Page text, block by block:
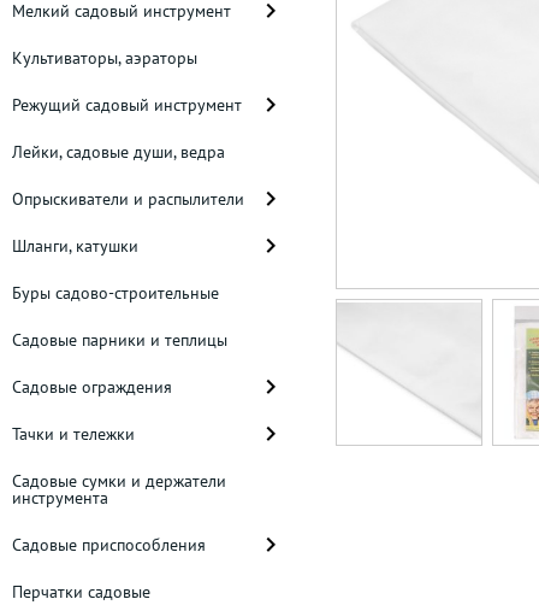
Мелкий садовый инструмент
Культиваторы, аэраторы
Режущий садовый инструмент
Лейки, садовые души, ведра
Опрыскиватели и распылители
Шланги, катушки
Буры садово-строительные
Садовые парники и теплицы
Садовые ограждения
Тачки и тележки
Садовые сумки и держатели
инструмента
Садовые приспособления
Перчатки садовые